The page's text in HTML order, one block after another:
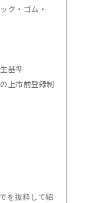
ク・ゴム・
基準
上市前登録制
抜粋して紹